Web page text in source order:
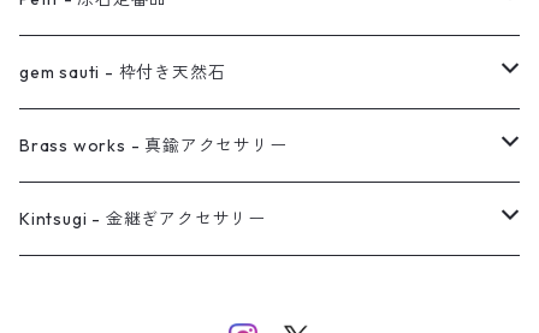
真鍮イヤーカフ
ピアス
イヤーカフ
バングル
リング
ネックレス
イヤーカフ
ピアス
リング
ネックレス
gem sauti - 枠付き天然石
ピアス
ネックレス
Brass works - 真鍮アクセサリー
リング
Kintsugi - 金継ぎアクセサリー